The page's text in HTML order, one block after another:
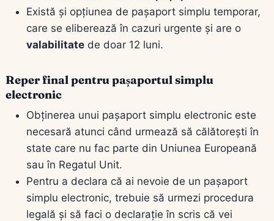
Există și opțiunea de pașaport simplu temporar,
care se eliberează în cazuri urgente și are o
valabilitate de doar 12 luni.
Reper final pentru pașaportul simplu
electronic
Obținerea unui pașaport simplu electronic este
necesară atunci când urmează să călătorești în
state care nu fac parte din Uniunea Europeană
sau în Regatul Unit.
Pentru a declara că ai nevoie de un pașaport
simplu electronic, trebuie să urmezi procedura
legală și să faci o declarație în scris că vei